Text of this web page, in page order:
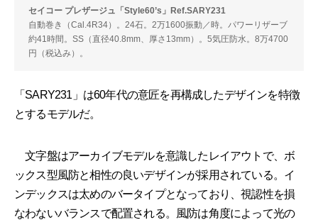
セイコー プレザージュ「Style60’s」Ref.SARY231
自動巻き（Cal.4R34）。24石。2万1600振動／時。パワーリザーブ
約41時間。SS（直径40.8mm、厚さ13mm）。5気圧防水。8万4700
円（税込み）。
「SARY231」は60年代の意匠を再構成したデザインを特徴
とするモデルだ。
文字盤はアーカイブモデルを意識したレイアウトで、ボ
ックス型風防と相性の良いデザインが採用されている。イ
ンデックスは太めのバータイプとなっており、視認性を損
なわないバランスで配置される。風防は角度によって光の